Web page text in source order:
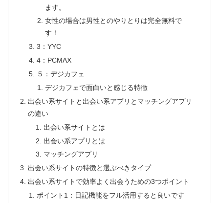
ます。
女性の場合は男性とのやりとりは完全無料で
す！
3：YYC
4：PCMAX
５：デジカフェ
デジカフェで面白いと感じる特徴
出会い系サイトと出会い系アプリとマッチングアプリ
の違い
出会い系サイトとは
出会い系アプリとは
マッチングアプリ
出会い系サイトの特徴と選ぶべきタイプ
出会い系サイトで効率よく出会うための3つポイント
ポイント1：日記機能をフル活用すると良いです